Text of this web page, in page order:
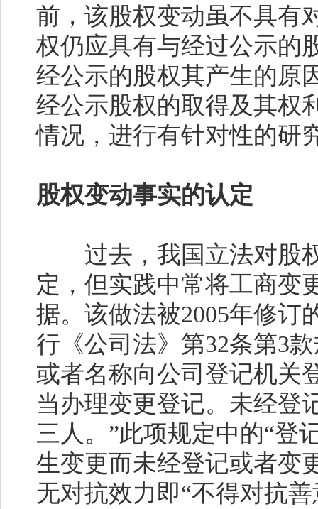
前，该股权变动虽不具有
权仍应具有与经过公示的
经公示的股权其产生的原
经公示股权的取得及其权
情况，进行有针对性的研
股权变动事实的认定
过去，我国立法对股权
定，但实践中常将工商变
据。该做法被2005年修订
行《公司法》第32条第3
或者名称向公司登记机关
当办理变更登记。未经登
三人。”此项规定中的“登
生变更而未经登记或者变
无对抗效力即“不得对抗